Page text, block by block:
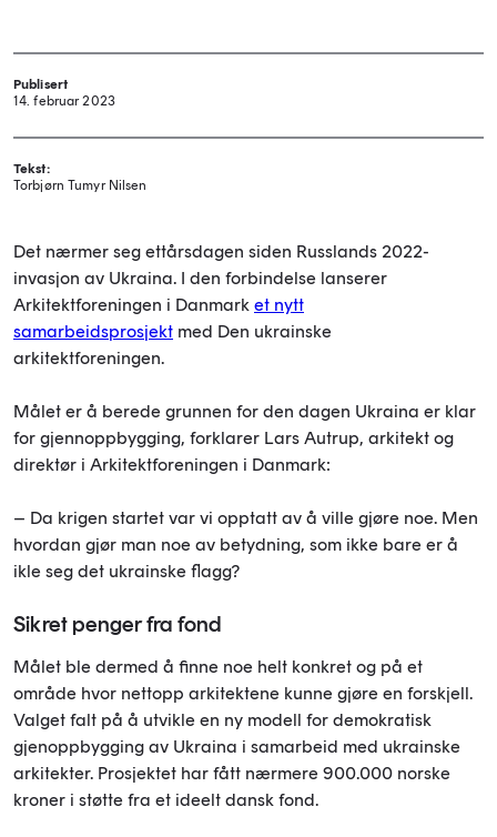
Publisert
14. februar 2023
Tekst:
Torbjørn Tumyr Nilsen
Det nærmer seg ettårsdagen siden Russlands 2022-
invasjon av Ukraina. I den forbindelse lanserer
Arkitektforeningen i Danmark et nytt
samarbeidsprosjekt med Den ukrainske
arkitektforeningen.
Målet er å berede grunnen for den dagen Ukraina er klar
for gjennoppbygging, forklarer Lars Autrup, arkitekt og
direktør i Arkitektforeningen i Danmark:
– Da krigen startet var vi opptatt av å ville gjøre noe. Men
hvordan gjør man noe av betydning, som ikke bare er å
ikle seg det ukrainske flagg?
Sikret penger fra fond
Målet ble dermed å finne noe helt konkret og på et
område hvor nettopp arkitektene kunne gjøre en forskjell.
Valget falt på å utvikle en ny modell for demokratisk
gjenoppbygging av Ukraina i samarbeid med ukrainske
arkitekter. Prosjektet har fått nærmere 900.000 norske
kroner i støtte fra et ideelt dansk fond.